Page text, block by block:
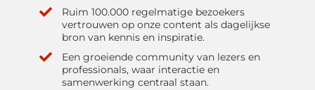
Ruim 100.000 regelmatige bezoekers
vertrouwen op onze content als dagelijkse
bron van kennis en inspiratie.
Een groeiende community van lezers en
professionals, waar interactie en
samenwerking centraal staan.